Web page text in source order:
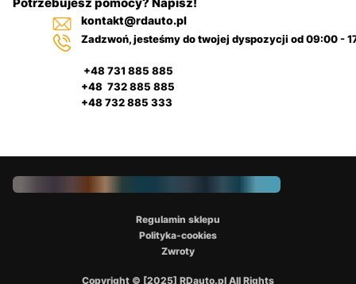
kontakt@rdauto.pl
Zadzwoń, jesteśmy do twojej dyspozycji od 09:00 -
+48 731 885 885
+48 732 885 885
+48 732 885 333
Copyright © [2025] RDauto.pl All Rights
Regulamin sklepu
Polityka-cookies
Zwroty